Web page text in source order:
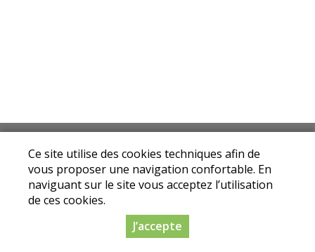
Conditions Générales de
Ventes|Protection des données personnelles
© Copyright 2025 - Drive fermier Loire - Tous
droits réservés
Dynapse- Partenaire numérique
des circuits courts.
Ce site utilise des cookies techniques afin de
vous proposer une navigation confortable. En
naviguant sur le site vous acceptez l’utilisation
de ces cookies.
J’accepte